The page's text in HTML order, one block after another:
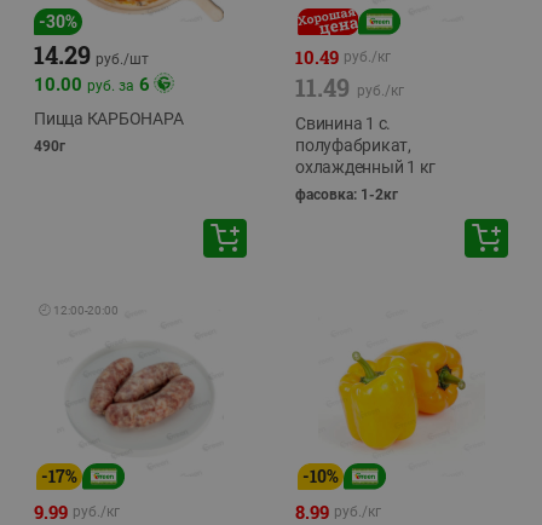
-30%
14.29 руб./шт
10.00 руб. за 6
Пицца КАРБОНАРА
490г
10.49 руб./кг
11.49 руб./кг
Свинина 1 с.
полуфабрикат,
охлажденный 1 кг
фасовка: 1-2кг
🕘 12:00-20:00
-17%
9.99 руб./кг
-10%
8.99 руб./кг